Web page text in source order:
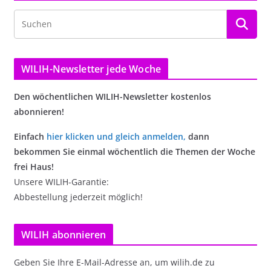
WILIH-Newsletter jede Woche
Den wöchentlichen WILIH-Newsletter kostenlos
abonnieren!
Einfach hier klicken und gleich anmelden, dann
bekommen Sie einmal wöchentlich die Themen der Woche
frei Haus!
Unsere WILIH-Garantie:
Abbestellung jederzeit möglich!
WILIH abonnieren
Geben Sie Ihre E-Mail-Adresse an, um wilih.de zu